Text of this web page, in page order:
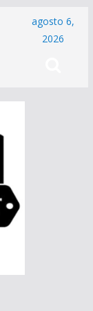
agosto 6,
2026